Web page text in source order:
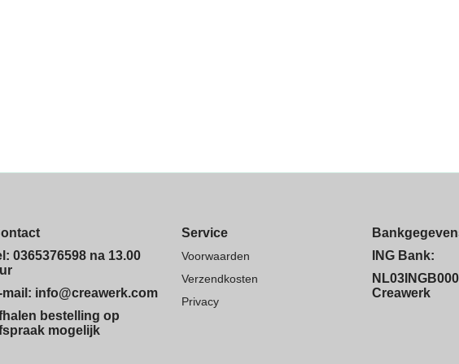
0365376598 na 13.00
mail: info@creawerk.com
bestelling op
mogelijk
Service
Voorwaarden
Verzendkosten
Privacy
ING Bank:
Creawerk